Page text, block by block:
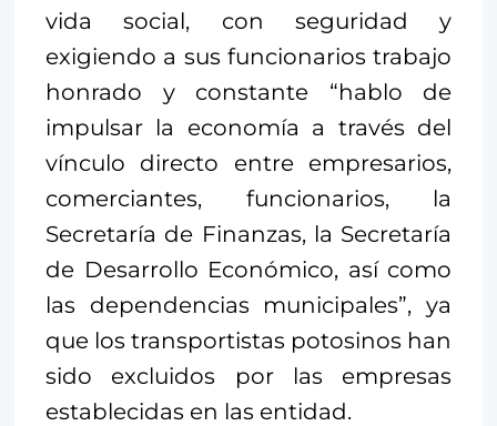
vida social, con seguridad y
exigiendo a sus funcionarios trabajo
honrado y constante “hablo de
impulsar la economía a través del
vínculo directo entre empresarios,
comerciantes, funcionarios, la
Secretaría de Finanzas, la Secretaría
de Desarrollo Económico, así como
las dependencias municipales”, ya
que los transportistas potosinos han
sido excluidos por las empresas
establecidas en las entidad.